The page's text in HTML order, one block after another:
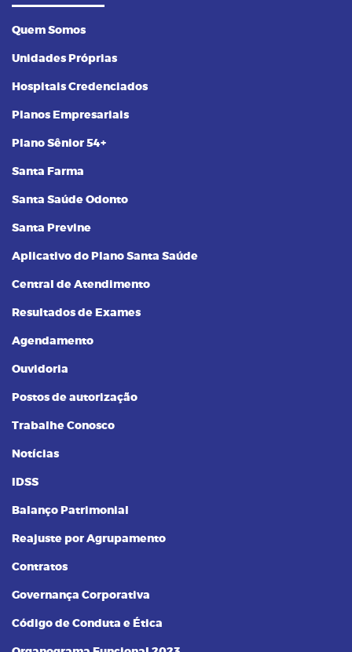
Quem Somos
Unidades Próprias
Hospitais Credenciados
Planos Empresariais
Plano Sênior 54+
Santa Farma
Santa Saúde Odonto
Santa Previne
Aplicativo do Plano Santa Saúde
Central de Atendimento
Resultados de Exames
Agendamento
Ouvidoria
Postos de autorização
Trabalhe Conosco
Notícias
IDSS
Balanço Patrimonial
Reajuste por Agrupamento
Contratos
Governança Corporativa
Código de Conduta e Ética